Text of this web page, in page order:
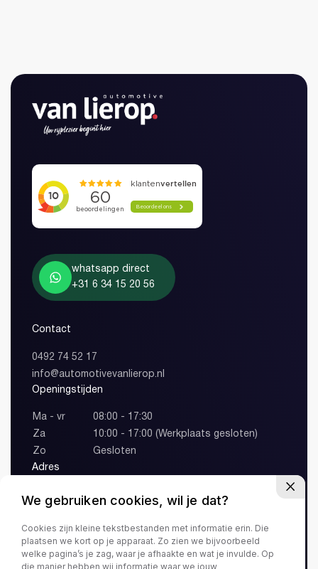
whatsapp direct
+31 6 34 15 20 56
Contact
0492 74 52 17
info@automotivevanlierop.nl
Openingstijden
Ma - vr
08:00 - 17:30
Za
10:00 - 17:00 (Werkplaats gesloten)
Zo
Gesloten
Adres
Lange Vonder 1
Privacy
Algemene
We gebruiken cookies, wil je dat?
Cookies zijn kleine tekstbestanden met informatie erin. Die
plaatsen we kort op je apparaat. Zo zien we bijvoorbeeld
welke pagina’s je zag, waar je afhaakte en wat je invulde. Op
die manier hebben wij informatie waar we jouw